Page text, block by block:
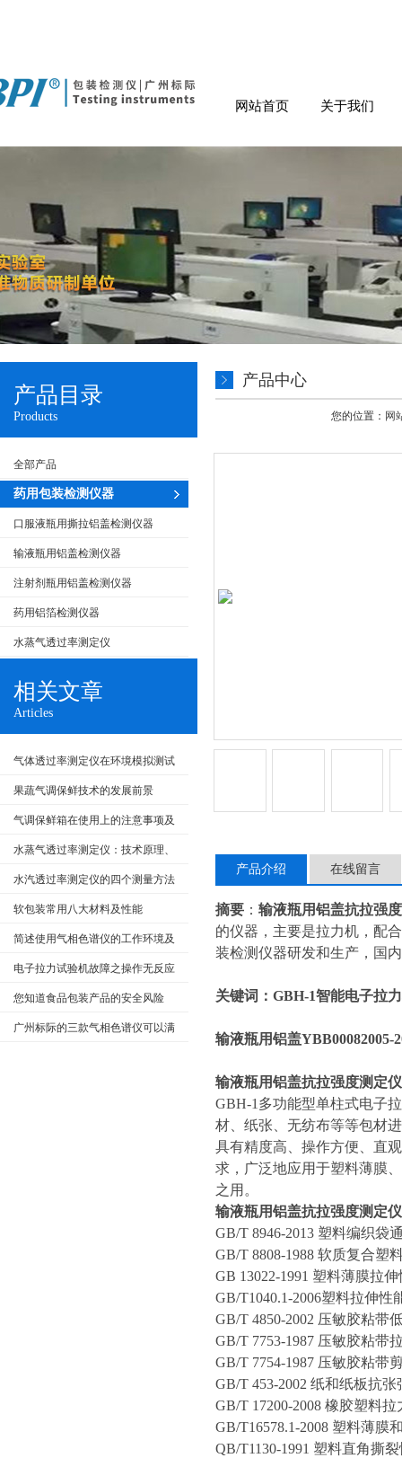
网站首页 关于我们
产品目录
Products
全部产品
药用包装检测仪器
口服液瓶用撕拉铝盖检测仪器
输液瓶用铝盖检测仪器
注射剂瓶用铝盖检测仪器
药用铝箔检测仪器
水蒸气透过率测定仪
相关文章
Articles
气体透过率测定仪在环境模拟测试
中的应用
果蔬气调保鲜技术的发展前景
气调保鲜箱在使用上的注意事项及
维护保养
水蒸气透过率测定仪：技术原理、
应用与选型指南
水汽透过率测定仪的四个测量方法
详解软包装常用八大材料及性能
简述使用气相色谱仪的工作环境及
对操作人员的基本要求
电子拉力试验机故障之操作无反应
紊乱应对方式
您知道食品包装产品的安全风险
吗？广州标际的三款气相色谱仪可以满
产品中心
您的位置： 网
产品介绍 在线留言
摘要 ： 输液瓶用铝盖抗拉强
的仪器，主要是拉力机，配
装检测仪器研发和生产，国
关键词：GBH-1智能电子拉
输液瓶用铝盖
输液瓶用铝盖抗拉强度测定仪
GBH-1多功能型单柱式电子
材、纸张、无纺布等等包材
具有精度高、操作方便、直
求，广泛地应用于塑料薄膜
之用。
输液瓶用铝盖抗拉强度测定仪
GB/T 8946-2013 塑料编织袋
GB/T 8808-1988 软质复合塑
GB 13022-1991 塑料薄膜拉
GB/T1040.1-2006塑料拉伸性
GB/T 4850-2002 压敏胶粘带
GB/T 7753-1987 压敏胶粘带
GB/T 7754-1987 压敏胶粘带
GB/T 453-2002 纸和纸板抗
GB/T 17200-2008 橡胶塑料
GB/T16578.1-2008 塑料薄膜
QB/T1130-1991 塑料直角撕